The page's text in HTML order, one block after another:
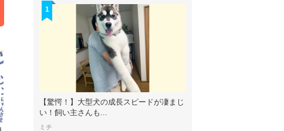
1
【驚愕！】大型犬の成長スピードが凄まじ
い！飼い主さんも...
ミチ